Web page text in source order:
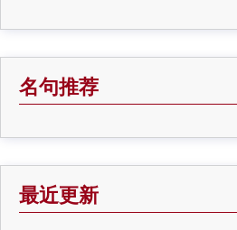
名句推荐
最近更新